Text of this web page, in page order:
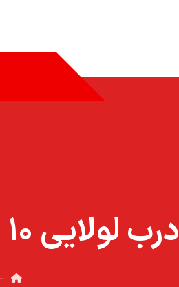
درب لولايي ۱۰ سانت ۲۰۱۱ HTW بدون پاشنه